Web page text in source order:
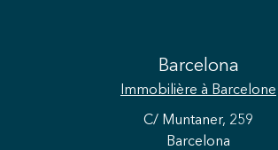
Barcelona
Immobilière à Barcelone
C/ Muntaner, 259
Barcelona